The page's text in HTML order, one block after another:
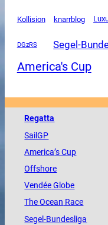
Kollision knarrblog
DGzRS Segel-
America's Cup
Regatta
SailGP
America’s Cup
Offshore
VendéeGlobe
TheOcean Race
Segel-Bundesliga